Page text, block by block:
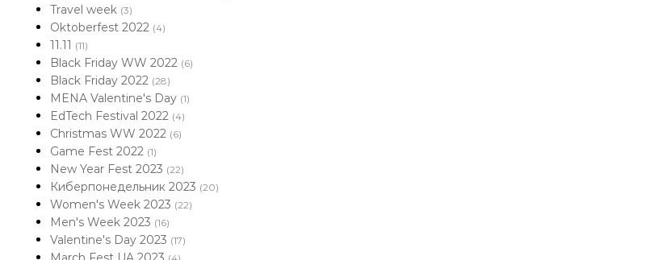
Travel week (3)
Oktoberfest 2022 (4)
11.11 (11)
Black Friday WW 2022 (6)
Black Friday 2022 (28)
MENA Valentine's Day (1)
EdTech Festival 2022 (4)
Christmas WW 2022 (6)
Game Fest 2022 (1)
New Year Fest 2023 (22)
Киберпонедельник 2023 (20)
Women's Week 2023 (22)
Men's Week 2023 (16)
Valentine's Day 2023 (17)